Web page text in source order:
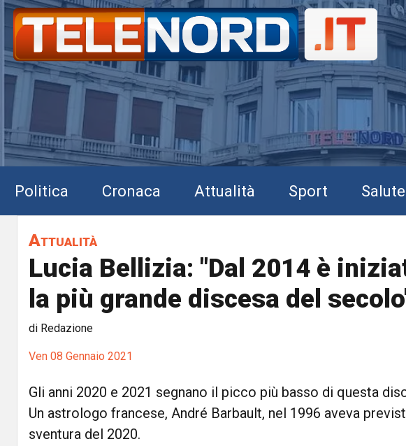
Politica Cronaca Attualità Sport Salute
Attualità
Lucia Bellizia: "Dal 2014 è
la più grande discesa del
di Redazione
Ven 08 Gennaio 2021
Gli anni 2020 e 2021 segnano il picco più basso di questa
Un astrologo francese, André Barbault, nel 1996 aveva
sventura del 2020.